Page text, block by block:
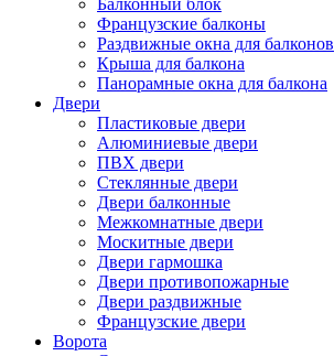
Французские балконы
Раздвижные окна для балконов
Крыша для балкона
Панорамные окна для балкона
Двери
Пластиковые двери
Алюминиевые двери
ПВХ двери
Стеклянные двери
Двери балконные
Межкомнатные двери
Москитные двери
Двери гармошка
Двери противопожарные
Двери раздвижные
Французские двери
Ворота